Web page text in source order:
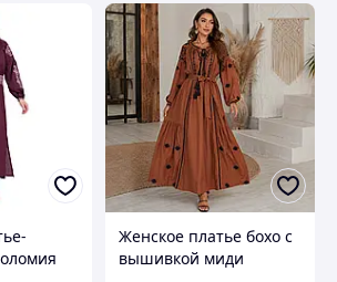
Женское платье бохо с
вышивкой миди